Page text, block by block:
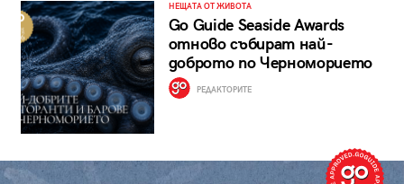
НЕЩАТА ОТ ЖИВОТА
Go Guide Seaside Awards
отново събират най-
доброто по Черноморието
РЕДАКТОРИТЕ